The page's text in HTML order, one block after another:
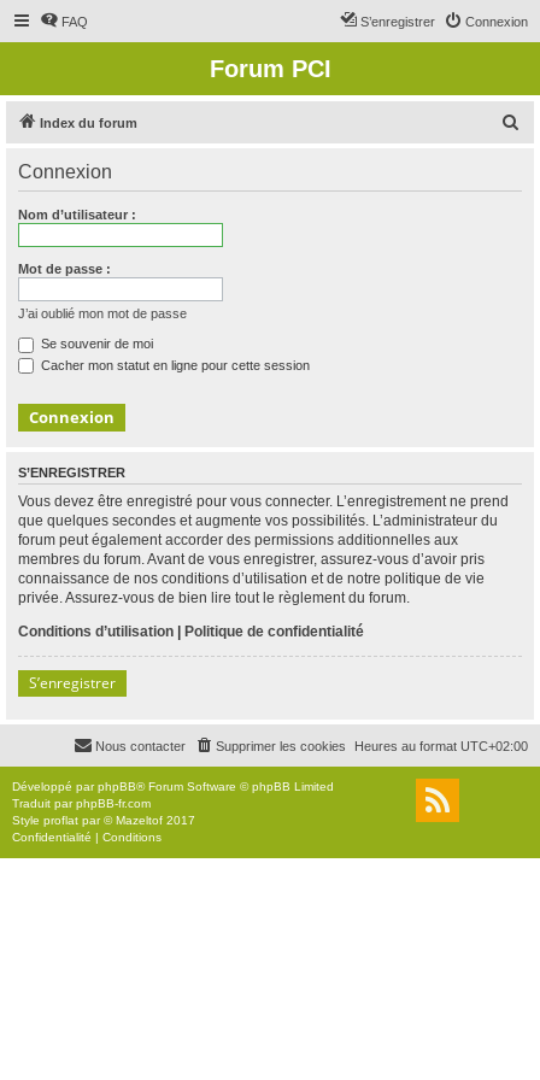
FAQ Connexion
S’enregistrer
Forum PCI
Index du forum
Connexion
Nom d’utilisateur :
Mot de passe :
J’ai oublié mon mot de passe
Se souvenir de moi
Cacher mon statut en ligne pour cette session
S’ENREGISTRER
Vous devez être enregistré pour vous connecter. L’enregistrement ne prend
que quelques secondes et augmente vos possibilités. L’administrateur du
forum peut également accorder des permissions additionnelles aux
membres du forum. Avant de vous enregistrer, assurez-vous d’avoir pris
connaissance de nos conditions d’utilisation et de notre politique de vie
privée. Assurez-vous de bien lire tout le règlement du forum.
Conditions d’utilisation | Politique de confidentialité
S’enregistrer
Heures au format UTC+02:00
Supprimer les cookies
Nous contacter
Développé parphpBB® Forum Software © phpBB Limited
Traduit parphpBB-fr.com
Style proflat par ©Mazeltof 2017
Confidentialité | Conditions